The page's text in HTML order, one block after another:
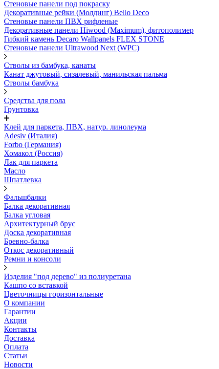
Стеновые панели под покраску
Декоративные рейки (Молдинг) Bello Deco
Стеновые панели ПВХ рифленыe
Декоративные панели Hiwood (Maximum), фитополимер
Гибкий камень Decaro Wallpanels FLEX STONE
Стеновые панели Ultrawood Next (WPC)
Стволы из бамбука, канаты
Канат джутовый, сизалевый, манильская пальма
Стволы бамбука
Средства для пола
Грунтовка
Клей для паркета, ПВХ, натур. линолеума
Adesiv (Италия)
Forbo (Германия)
Хомакол (Россия)
Лак для паркета
Масло
Шпатлевка
Фальшбалки
Балка декоративная
Балка угловая
Архитектурный брус
Доска декоративная
Бревно-балка
Откос декоративный
Ремни и консоли
Изделия "под дерево" из полиуретана
Кашпо со вставкой
Цветочницы горизонтальные
О компании
Гарантии
Акции
Контакты
Доставка
Оплата
Статьи
Новости